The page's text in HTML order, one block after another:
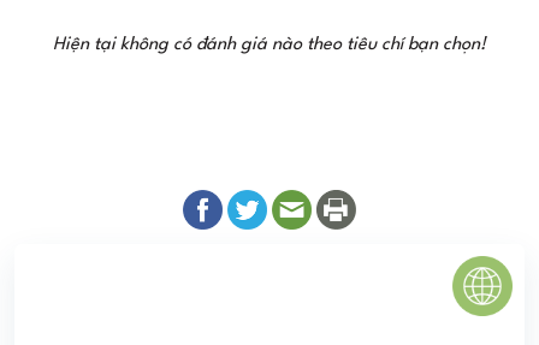
Hiện tại không có đánh giá nào theo tiêu chí bạn chọn!